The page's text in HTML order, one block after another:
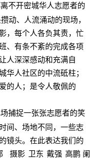
不开密城华人志愿者的
动、人流涌动的现场，
，每个人各负其责，忙
、有条不紊的完成各项
人深深感动和充满自
华人社区的中流砥柱；
的人；是令人敬佩的
捕捉一张张志愿者的笑
间、场地不同，一些志
镜头。在此表达我们的
摄影 卫东 戴强 高鹏 阑